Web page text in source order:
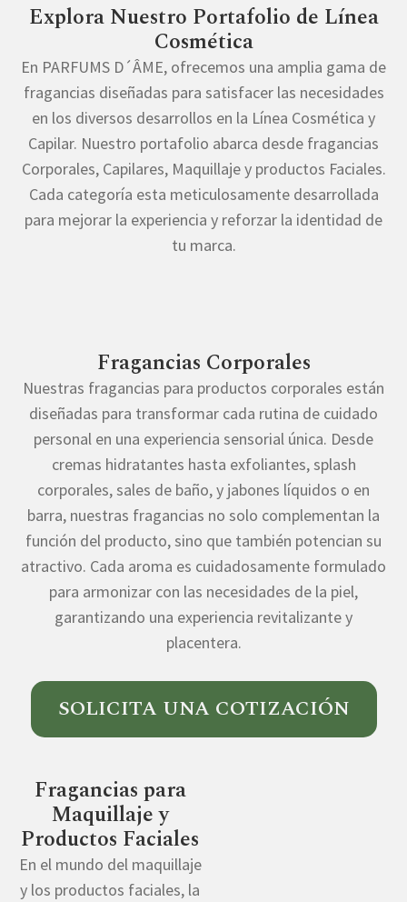
Explora Nuestro Portafolio de Línea
Cosmética
En PARFUMS D´ÂME, ofrecemos una amplia gama de
fragancias diseñadas para satisfacer las necesidades
en los diversos desarrollos en la Línea Cosmética y
Capilar. Nuestro portafolio abarca desde fragancias
Corporales, Capilares, Maquillaje y productos Faciales.
Cada categoría esta meticulosamente desarrollada
para mejorar la experiencia y reforzar la identidad de
tu marca.
Fragancias Corporales
Nuestras fragancias para productos corporales están
diseñadas para transformar cada rutina de cuidado
personal en una experiencia sensorial única. Desde
cremas hidratantes hasta exfoliantes, splash
corporales, sales de baño, y jabones líquidos o en
barra, nuestras fragancias no solo complementan la
función del producto, sino que también potencian su
atractivo. Cada aroma es cuidadosamente formulado
para armonizar con las necesidades de la piel,
garantizando una experiencia revitalizante y
placentera.
SOLICITA UNA COTIZACIÓN
Fragancias para
Maquillaje y
Productos Faciales
En el mundo del maquillaje
y los productos faciales, la